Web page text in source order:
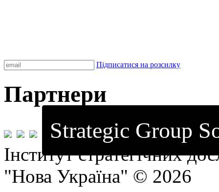
Підписатися на розсилку
Партнери
Strategic Group
Інститут стратегічних
"Нова Україна" © 2026